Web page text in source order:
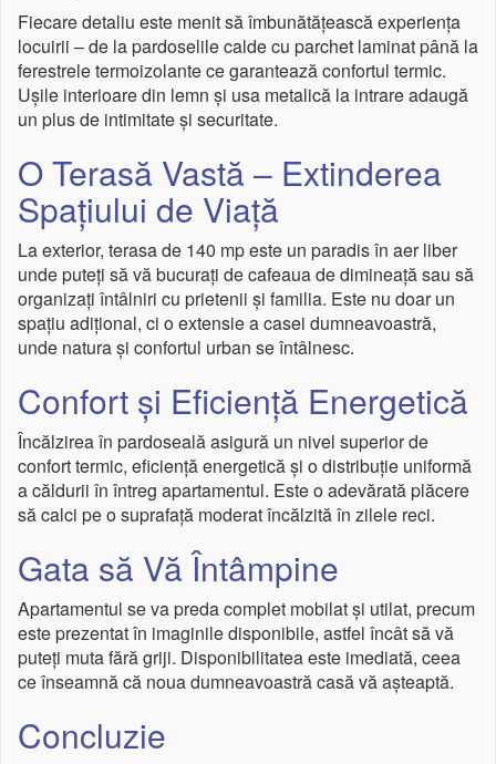
Fiecare detaliu este menit să îmbunătățească experiența
locuirii – de la pardoselile calde cu parchet laminat până la
ferestrele termoizolante ce garantează confortul termic.
Ușile interioare din lemn și usa metalică la intrare adaugă
un plus de intimitate și securitate.
O Terasă Vastă – Extinderea
Spațiului de Viață
La exterior, terasa de 140 mp este un paradis în aer liber
unde puteți să vă bucurați de cafeaua de dimineață sau să
organizați întâlniri cu prietenii și familia. Este nu doar un
spațiu adițional, ci o extensie a casei dumneavoastră,
unde natura și confortul urban se întâlnesc.
Confort și Eficiență Energetică
Încălzirea în pardoseală asigură un nivel superior de
confort termic, eficiență energetică și o distribuție uniformă
a căldurii în întreg apartamentul. Este o adevărată plăcere
să calci pe o suprafață moderat încălzită în zilele reci.
Gata să Vă Întâmpine
Apartamentul se va preda complet mobilat și utilat, precum
este prezentat în imaginile disponibile, astfel încât să vă
puteți muta fără griji. Disponibilitatea este imediată, ceea
ce înseamnă că noua dumneavoastră casă vă așteaptă.
Concluzie